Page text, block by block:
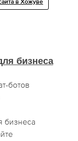
в Хожуве
бизнеса
ботов
бизнеса